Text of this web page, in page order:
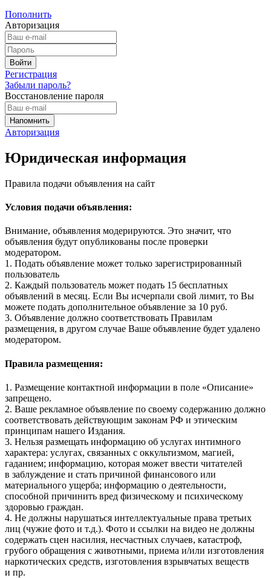
Пополнить
Авторизация
Регистрация
Забыли пароль?
Восстановление пароля
Авторизация
Юридическая информация
Правила подачи объявления на сайт
Условия подачи объявления:
Внимание, объявления модерируются. Это значит, что
объявления будут опубликованы после проверки
модератором.
1. Подать объявление может только зарегистрированный
пользователь
2. Каждый пользователь может подать 15 бесплатных
объявлений в месяц. Если Вы исчерпали свой лимит, то Вы
можете подать дополнительное объявление за 10 руб.
3. Объявление должно соответствовать Правилам
размещения, в другом случае Ваше объявление будет удалено
модератором.
Правила размещения:
1. Размещение контактной информации в поле «Описание»
запрещено.
2. Ваше рекламное объявление по своему содержанию должно
соответствовать действующим законам РФ и этическим
принципам нашего Издания.
3. Нельзя размещать информацию об услугах интимного
характера: услугах, связанных с оккультизмом, магией,
гаданием; информацию, которая может ввести читателей
в заблуждение и стать причиной финансового или
материального ущерба; информацию о деятельности,
способной причинить вред физическому и психическому
здоровью граждан.
4. Не должны нарушаться интеллектуальные права третьих
лиц (чужие фото и т.д.). Фото и ссылки на видео не должны
содержать сцен насилия, несчастных случаев, катастроф,
грубого обращения с животными, приема и/или изготовления
наркотических средств, изготовления взрывчатых веществ
и пр.